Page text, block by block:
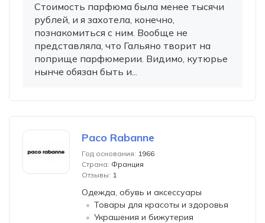
Стоимость парфюма была менее тысячи
рублей, и я захотела, конечно,
познакомиться с ним. Вообще не
представляла, что Гальяно творит на
поприще парфюмерии. Видимо, кутюрье
нынче обязан быть и...
Paco Rabanne
Год основания: 1966
Страна: Франция
Отзывы: 1
Одежда, обувь и аксессуары
Товары для красоты и здоровья
Украшения и бижутерия